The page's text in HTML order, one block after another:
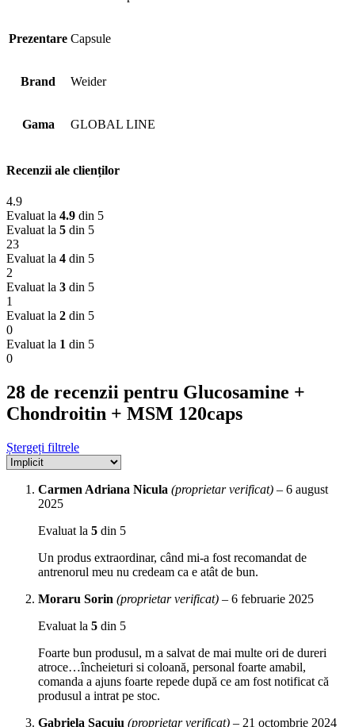
Prezentare Capsule
Brand Weider
Gama GLOBAL LINE
Recenzii ale clienților
4.9
Evaluat la 4.9 din 5
Evaluat la 5 din 5
23
Evaluat la 4 din 5
2
Evaluat la 3 din 5
1
Evaluat la 2 din 5
0
Evaluat la 1 din 5
0
28 de recenzii pentru Glucosamine +
Chondroitin + MSM 120caps
Ștergeți filtrele
Carmen Adriana Nicula (proprietar verificat) – 6 august
2025
Evaluat la 5 din 5
Un produs extraordinar, când mi-a fost recomandat de
antrenorul meu nu credeam ca e atât de bun.
Moraru Sorin (proprietar verificat) – 6 februarie 2025
Evaluat la 5 din 5
Foarte bun produsul, m a salvat de mai multe ori de dureri
atroce…încheieturi si coloană, personal foarte amabil,
comanda a ajuns foarte repede după ce am fost notificat că
produsul a intrat pe stoc.
Gabriela Sacuiu (proprietar verificat) – 21 octombrie 2024